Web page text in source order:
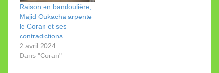
cette théologie
absurde…
Raison en bandoulière,
Majid Oukacha arpente
le Coran et ses
contradictions
2 avril 2024
Dans "Coran"